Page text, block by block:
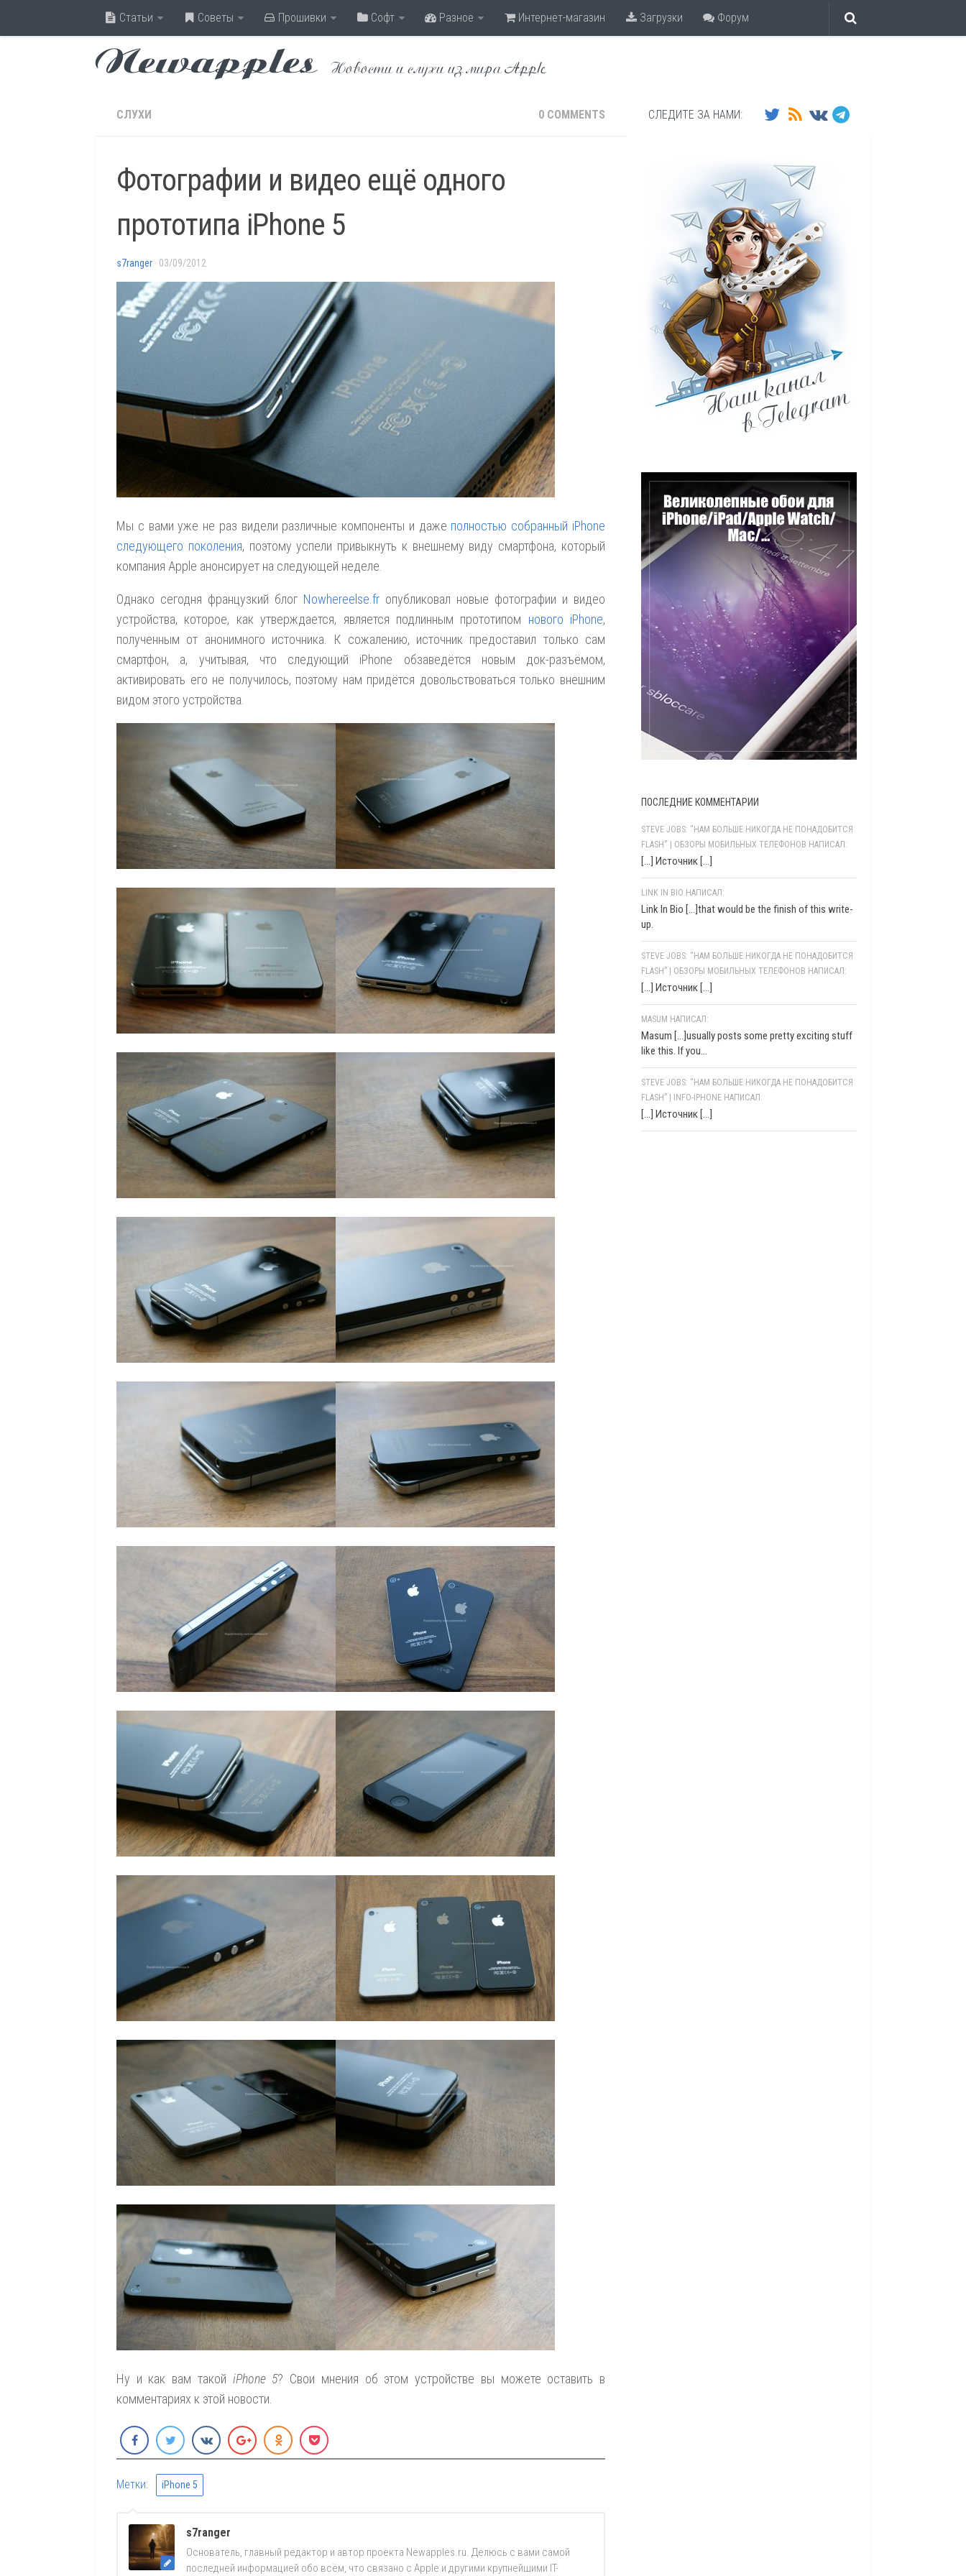
Статьи Советы Прошивки Софт Разное Интернет-магазин Загрузки Форум
Newapples Новости и слухи из мира Apple
СЛУХИ 0 COMMENTS
Фотографии и видео ещё одного
прототипа iPhone 5
s7ranger · 03/09/2012
Мы с вами уже не раз видели различные компоненты и даже полностью собранный iPhone
следующего поколения, поэтому успели привыкнуть к внешнему виду смартфона, который
компания Apple анонсирует на следующей неделе.
Однако сегодня французкий блог Nowhereelse.fr опубликовал новые фотографии и видео
устройства, которое, как утверждается, является подлинным прототипом нового iPhone,
полученным от анонимного источника. К сожалению, источник предоставил только сам
смартфон, а, учитывая, что следующий iPhone обзаведётся новым док-разъёмом,
активировать его не получилось, поэтому нам придётся довольствоваться только внешним
видом этого устройства.
Ну и как вам такой iPhone 5? Свои мнения об этом устройстве вы можете оставить в
комментариях к этой новости.
Метки: iPhone 5
s7ranger
Основатель, главный редактор и автор проекта Newapples.ru. Делюсь с вами самой
последней информацией обо всём, что связано с Apple и другими крупнейшими IT-
СЛЕДИТЕ ЗА НАМИ:
ПОСЛЕДНИЕ КОММЕНТАРИИ
STEVE JOBS: "НАМ БОЛЬШЕ НИКОГДА НЕ ПОНАДОБИТСЯ
FLASH" | ОБЗОРЫ МОБИЛЬНЫХ ТЕЛЕФОНОВ НАПИСАЛ:
[…] Источник […]
LINK IN BIO НАПИСАЛ:
Link In Bio [...]that would be the finish of this write-
up.
STEVE JOBS: “НАМ БОЛЬШЕ НИКОГДА НЕ ПОНАДОБИТСЯ
FLASH” | ОБЗОРЫ МОБИЛЬНЫХ ТЕЛЕФОНОВ НАПИСАЛ:
[…] Источник […]
MASUM НАПИСАЛ:
Masum [...]usually posts some pretty exciting stuff
like this. If you...
STEVE JOBS: “НАМ БОЛЬШЕ НИКОГДА НЕ ПОНАДОБИТСЯ
FLASH” | INFO-IPHONE НАПИСАЛ:
[…] Источник […]